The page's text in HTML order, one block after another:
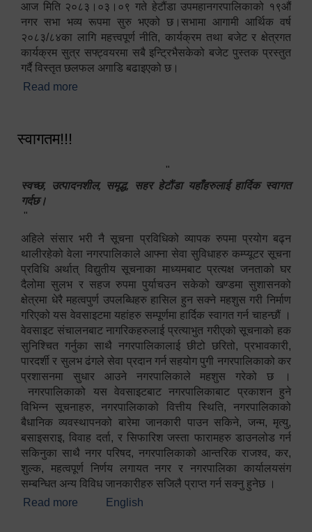
आज मिति २०८३।०३।०९ गते हेटौंडा उपमहानगरपालिकाको १९औं
नगर सभा भव्य रूपमा सुरु भएको छ।सभामा आगामी आर्थिक वर्ष
२०८३/८४का लागि महत्त्वपूर्ण नीति, कार्यक्रम तथा बजेट र क्षेत्रगत
कार्यक्रम सुत्र सफ्ट्वयरमा सबै इन्ट्रिभैसकेको बजेट पुस्तक प्रस्तुत
गर्दै विस्तृत छलफल अगाडि बढाइएको छ।
Read more
स्वागतम!!!
"
स्वच्छ, उत्पादनशील, समृद्ध, सहर हेटौंडा यहाँहरुलाई हार्दिक स्वागत
गर्दछ।
"
अहिले संसार भरी नै सूचना प्रविधिको व्यापक रुपमा प्रयोग बढ्न
थालीरहेको वेला नगरपालिकाले आफ्ना सेवा सुविधाहरु कम्प्यूटर सूचना
प्रविधि अर्थात् विद्युतीय सूचनाका माध्यमबाट प्रत्यक्ष जनताको घर
दैलोमा सुलभ र सहज रुपमा पुर्याचउन सकेको खण्डमा सुशासनको
क्षेत्रमा धेरै महत्वपुर्ण उपलब्धिहरु हासिल हुन सक्ने महशुस गरी निर्माण
गरिएको यस वेवसाइटमा यहांहरु सम्पूर्णमा हार्दिक स्वागत गर्न चाहन्छौं ।
वेवसाइट संचालनबाट नागरिकहरुलाई प्रत्याभुत गरीएको सूचनाको हक
सुनिश्चित गर्नुका साथै नगरपालिकालाई छीटो छरितो, प्रभावकारी,
पारदर्शी र सुलभ ढंगले सेवा प्रदान गर्न सहयोग पुगी नगरपालिकाको कर
प्रशासनमा सुधार आउने नगरपालिकाले महशुस गरेको छ ।
नगरपालिकाको यस वेवसाइटबाट नगरपालिकाबाट प्रकाशन हुने
विभिन्न सूचनाहरु, नगरपालिकाको वित्तीय स्थिति, नगरपालिकाको
बैधानिक व्यवस्थापनको बारेमा जानकारी पाउन सकिने, जन्म, मृत्यु,
बसाइसराइ, विवाह दर्ता, र सिफारिश जस्ता फारामहरु डाउनलोड गर्न
सकिनुका साथै नगर परिषद, नगरपालिकाको आन्तरिक राजश्व, कर,
शुल्क, महत्वपूर्ण निर्णय लगायत नगर र नगरपालिका कार्यालयसंग
सम्बन्धित अन्य विविध जानकारीहरु सजिलै प्राप्त गर्न सक्नु हुनेछ ।
Read more about स्वागतम!!!
English